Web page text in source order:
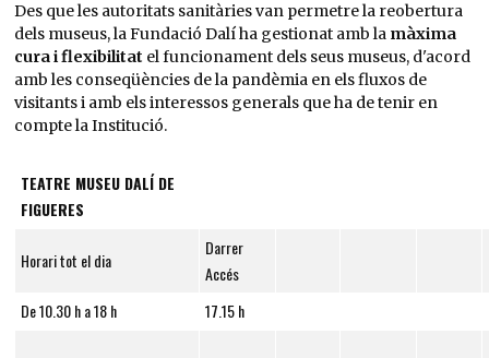
Des que les autoritats sanitàries van permetre la reobertura
dels museus, la Fundació Dalí ha gestionat amb la màxima
cura i flexibilitat el funcionament dels seus museus, d'acord
amb les conseqüències de la pandèmia en els fluxos de
visitants i amb els interessos generals que ha de tenir en
compte la Institució.
TEATRE MUSEU DALÍ DE
FIGUERES
Horari tot el dia
Darrer
Accés
De 10.30 h a 18 h
17.15 h